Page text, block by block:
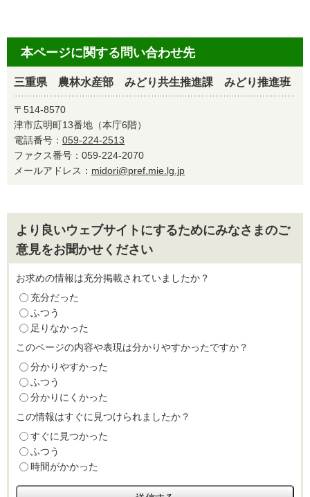
本ページに関する問い合わせ先
三重県 農林水産部 みどり共生推進課 みどり推進班
〒514-8570
津市広明町13番地（本庁6階）
電話番号： 059-224-2513
ファクス番号：059-224-2070
メールアドレス： midori@pref.mie.lg.jp
より良いウェブサイトにするためにみなさまのご
意見をお聞かせください
お求めの情報は充分掲載されていましたか？
充分だった
ふつう
足りなかった
このページの内容や表現は分かりやすかったですか？
分かりやすかった
ふつう
分かりにくかった
この情報はすぐに見つけられましたか？
すぐに見つかった
ふつう
時間がかかった